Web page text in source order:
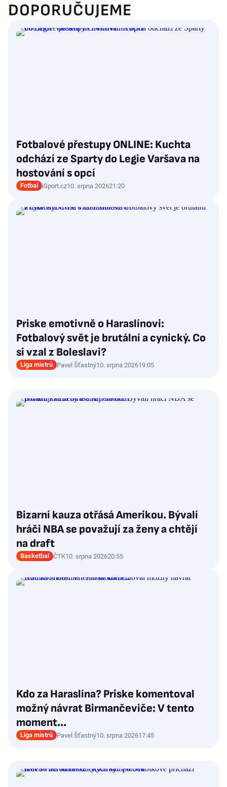
DOPORUČUJEME
Fotbalové přestupy ONLINE: Kuchta
odchází ze Sparty do Legie Varšava na
hostování s opcí
Fotbal iSport.cz10. srpna 202621:20
Priske emotivně o Haraslínovi:
Fotbalový svět je brutální a cynický. Co
si vzal z Boleslavi?
Liga mistrů Pavel Šťastný10. srpna 202619:05
Bizarní kauza otřásá Amerikou. Bývalí
hráči NBA se považují za ženy a chtějí
na draft
Basketbal ČTK10. srpna 202620:55
Kdo za Haraslína? Priske komentoval
možný návrat Birmančeviče: V tento
moment...
Liga mistrů Pavel Šťastný10. srpna 202617:45